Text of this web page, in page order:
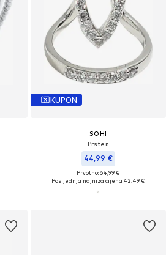
KUPON
SOHI
Prsten
44,99 €
Prvotno: 64,99 €
Posljednja najniža cijena:42,49 €